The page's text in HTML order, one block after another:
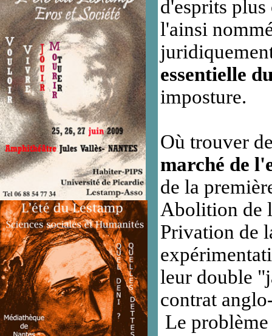
d'esprits
l'ainsi
essentielle
imposture.
Où trouver
marché de
de la
Abolition de
Privation de
leur double
contrat
Le